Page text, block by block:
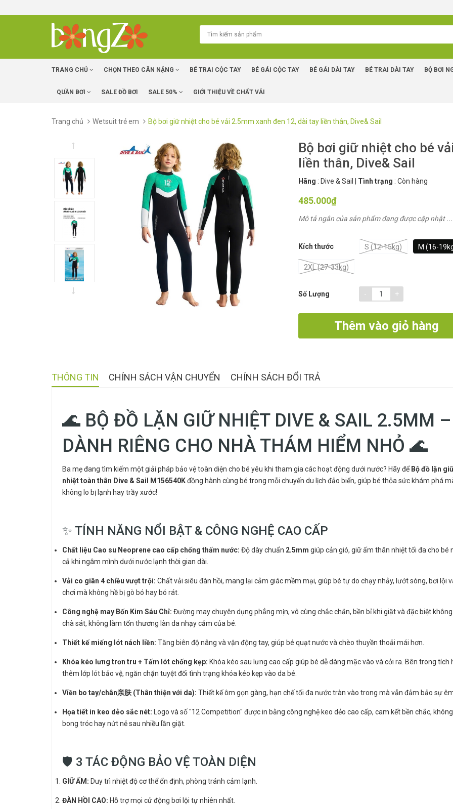
TRANG CHỦ CHỌN THEO CÂN NẶNG BÉ TRAI CỘC TAY BÉ GÁI CỘC TAY BÉ GÁI DÀI TAY BÉ TRAI DÀI TAY BỘ BƠI
QUẦN BƠI SALE ĐỒ BƠI SALE 50% GIỚI THIỆU VỀ CHẤT VẢI
Trang chủ Wetsuit trẻ em Bộ bơi giữ nhiệt cho bé vải 2.5mm xanh đen 12, dài tay liền thân, Dive& Sail
Bộ bơi giữ nhiệt cho bé
liền thân, Dive& Sail
Hãng : Dive & Sail Tình trạng : Còn hàng
485.000₫
Mô tả ngắn của sản phẩm đang được cập nhật ...
Kích thước S (12-15kg) M (16-
2XL (27-33kg)
Số Lượng - +
Thêm vào giỏ hàng
THÔNG TIN CHÍNH SÁCH VẬN CHUYỂN CHÍNH SÁCH ĐỔI TRẢ
🌊 BỘ ĐỒ LẶN GIỮ NHIỆT DIVE & SAIL 2.5MM –
DÀNH RIÊNG CHO NHÀ THÁM HIỂM NHỎ 🌊
Ba mẹ đang tìm kiếm một giải pháp bảo vệ toàn diện cho bé yêu khi tham gia các hoạt động dưới nước? Hãy để Bộ đồ lặn
nhiệt toàn thân Dive & Sail M156540Kđồng hành cùng bé trong mỗi chuyến du lịch đảo biển, giúp bé thỏa sức khám phá
không lo bị lạnh hay trầy xước!
✨ TÍNH NĂNG NỔI BẬT & CÔNG NGHỆ CAO CẤP
Chất liệu Cao su Neoprene cao cấp chống thấm nước: Độ dày chuẩn 2.5mm giúp cản gió, giữ ấm thân nhiệt tối đa cho bé
cả khi ngâm mình dưới nước lạnh thời gian dài.
Vải co giãn 4 chiều vượt trội: Chất vải siêu đàn hồi, mang lại cảm giác mềm mại, giúp bé tự do chạy nhảy, lướt sóng, bơi lội
chơi mà không hề bị gò bó hay bó rát.
Công nghệ may Bốn Kim Sáu Chỉ: Đường may chuyên dụng phẳng mịn, vô cùng chắc chắn, bền bỉ khi giặt và đặc biệt
chà sát, không làm tổn thương làn da nhạy cảm của bé.
Thiết kế miếng lót nách liền: Tăng biên độ nâng và vận động tay, giúp bé quạt nước và chèo thuyền thoải mái hơn.
Khóa kéo lưng trơn tru + Tấm lót chống kẹp: Khóa kéo sau lưng cao cấp giúp bé dễ dàng mặc vào và cởi ra. Bên trong tích
thêm lớp lót bảo vệ, ngăn chặn tuyệt đối tình trạng khóa kéo kẹp vào da bé.
Viền bo tay/chân亲肤 (Thân thiện với da): Thiết kế ôm gọn gàng, hạn chế tối đa nước tràn vào trong mà vẫn đảm bảo sự
Họa tiết in keo dẻo sắc nét: Logo và số "12 Competition" được in bằng công nghệ keo dẻo cao cấp, cam kết bền chắc, không
bong tróc hay nứt nẻ sau nhiều lần giặt.
🛡️ 3 TÁC ĐỘNG BẢO VỆ TOÀN DIỆN
GIỮ ẤM: Duy trì nhiệt độ cơ thể ổn định, phòng tránh cảm lạnh.
ĐÀN HỒI CAO: Hỗ trợ mọi cử động bơi lội tự nhiên nhất.